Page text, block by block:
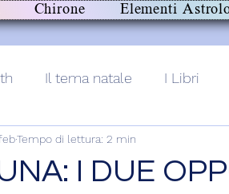
Chirone Elementi
Il tema natale I Libri
I DUE
Tempo di lettura: 2 min